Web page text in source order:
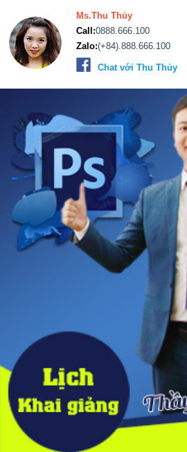
Ms.Thu Thủy
Call:0888.666.100
Zalo:(+84).888.666.100
Chat với Thu Thủy